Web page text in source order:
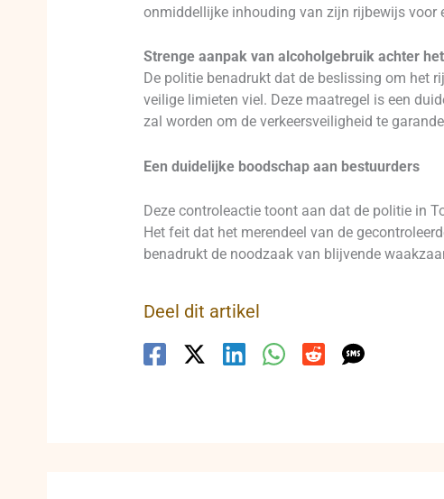
onmiddellijke inhouding van zijn rijbewijs voor
Strenge aanpak van alcoholgebruik achter
De politie benadrukt dat de beslissing om het
veilige limieten viel. Deze maatregel is een
zal worden om de verkeersveiligheid te
Een duidelijke boodschap aan bestuurders
Deze controleactie toont aan dat de politie in
Het feit dat het merendeel van de
benadrukt de noodzaak van blijvende
Deel dit artikel